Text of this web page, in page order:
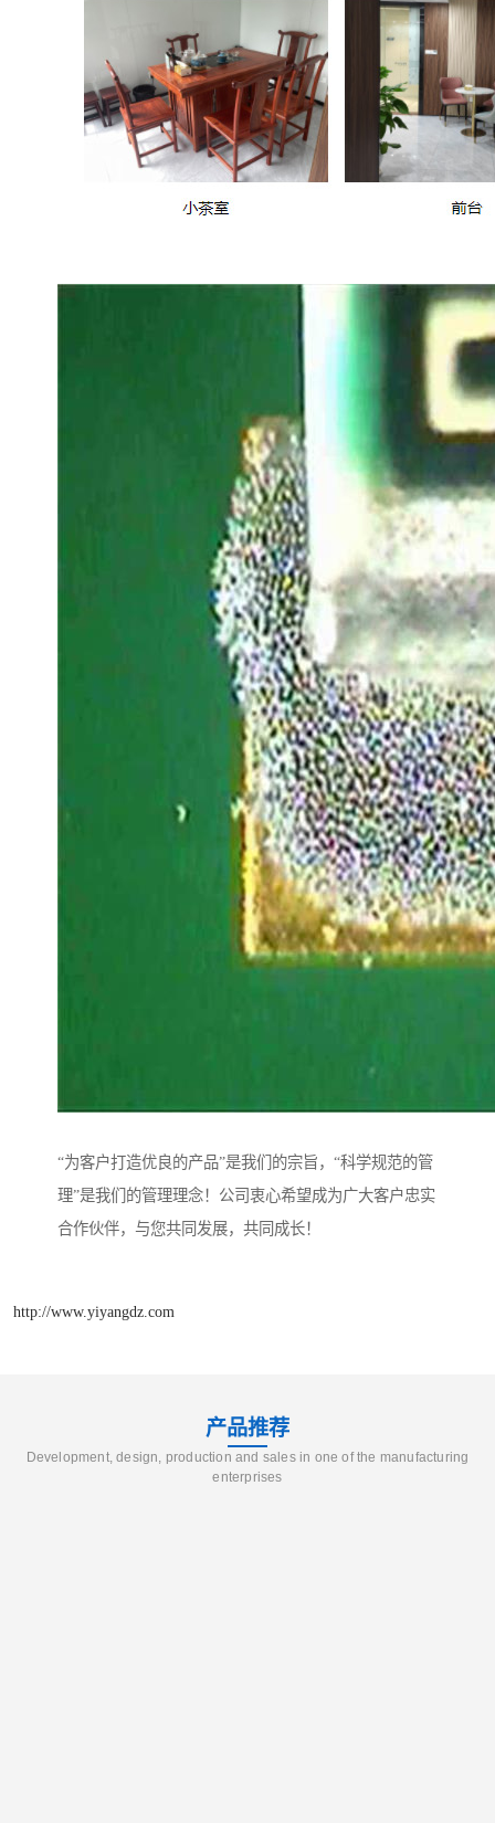
“为客户打造优良的产品”是我们的宗旨，“科学规范的管
理”是我们的管理理念！公司衷心希望成为广大客户忠实
合作伙伴，与您共同发展，共同成长！
http://www.yiyangdz.com
产品推荐
Development, design, production and sales in one of the manufacturing
enterprises